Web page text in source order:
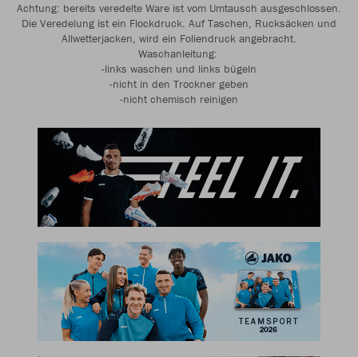
Achtung: bereits veredelte Ware ist vom Umtausch ausgeschlossen.
Die Veredelung ist ein Flockdruck. Auf Taschen, Rucksäcken und
Allwetterjacken, wird ein Foliendruck angebracht.
Waschanleitung:
-links waschen und links bügeln
-nicht in den Trockner geben
-nicht chemisch reinigen